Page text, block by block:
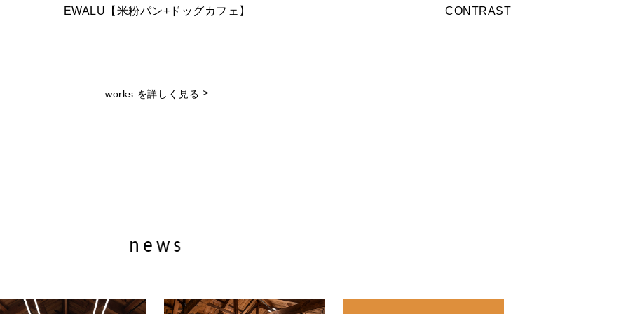
EWALU【米粉パン+ドッグカフェ】 CONTRAST
works を詳しく見る>
news